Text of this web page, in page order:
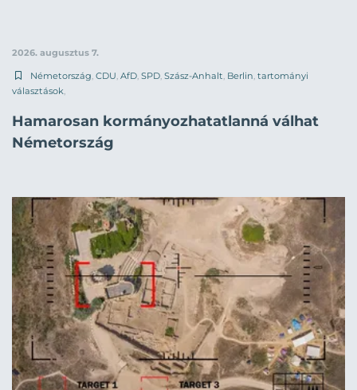
2026. augusztus 7.
Németország CDU AfD SPD Szász-Anhalt Berlin tartományi
választások
Hamarosan kormányozhatatlanná válhat
Németország